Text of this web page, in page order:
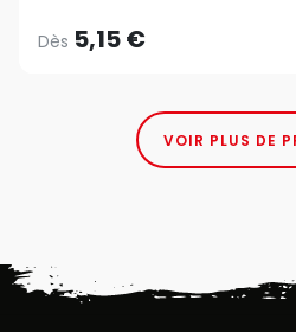
Dès 5,15 €
VOIR PLUS DE